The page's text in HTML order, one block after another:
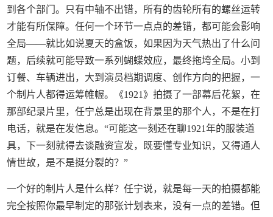
到各个部门。只有中轴不出错，所有的齿轮所有的螺丝运转
才能有所保障。任何一个环节一点点的差错，都可能会影响
全局——就比如说夏天的盒饭，如果因为天气热出了什么问
题，后续就可能导致一系列蝴蝶效应，最终拖垮全局。小到
订餐、车辆进出，大到演员档期调度、创作方向的把握，一
个制片人都得运筹帷幄。《1921》拍摄了一部幕后花絮，在
那部纪录片里，任宁总是出现在背景里的那个人，不是在打
电话，就是在发信息。“可能这一刻还在聊1921年的服装道
具，下一刻就得去谈融资宣发，既要懂专业知识，又得通人
情世故，是不是挺分裂的？”
一个好的制片人是什么样？任宁说，就是每一天的拍摄都能
完全按照你最早制定的那张计划表来，没有一点的差错。但